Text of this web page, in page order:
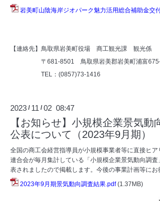
岩美町山陰海岸ジオパーク魅力活用総合補助金交
【連絡先】鳥取県岩美町役場 商工観光課 観光係
〒681-8501 鳥取県岩美郡岩美町浦富675-
TEL：(0857)73-1416
2023 / 11 /02 08:47
【お知らせ】小規模企業景気動
公表について（2023年9月期）
全国の商工会経営指導員が小規模事業者等に直接ヒ
連合会が毎月集計している「小規模企業景気動向調
表されましたので掲載します。今後の事業計画等にお
2023年9月期景気動向調査結果.pdf (1.37MB)